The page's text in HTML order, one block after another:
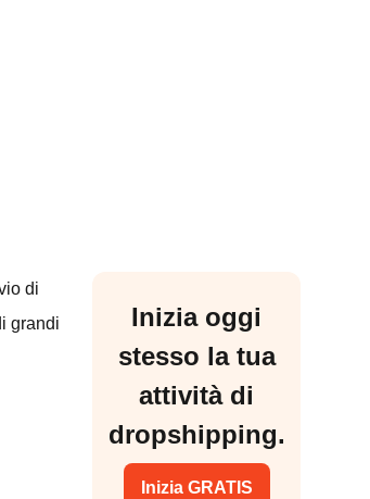
di
grandi
Inizia oggi
stesso la tua
attività di
dropshipping.
Inizia GRATIS